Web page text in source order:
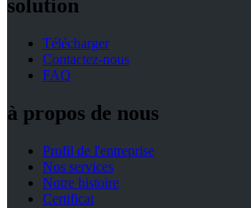
solution
Télécharger
Contactez-nous
FAQ
à propos de nous
Profil de l'entreprise
Nos services
Notre histoire
Certificat